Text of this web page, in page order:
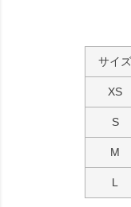
サイズ
XS
S
M
L